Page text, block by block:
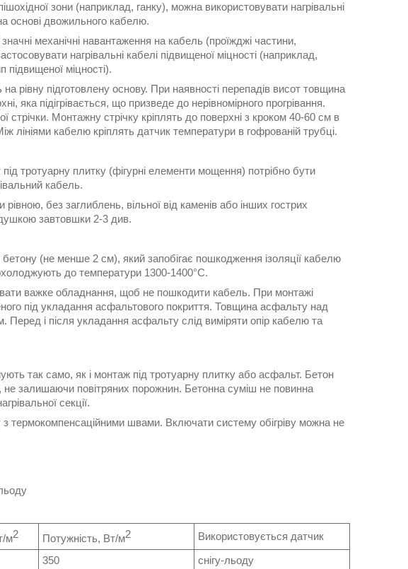
зони (наприклад, ганку), можна використовувати нагрівальні
основі двожильного кабелю.
механічні навантаження на кабель (проїжджі частини,
нагрівальні кабелі підвищеної міцності (наприклад,
підвищеної міцності).
рівну підготовлену основу. При наявності перепадів висот товщина
яка підігрівається, що призведе до нерівномірного прогрівання.
Монтажну стрічку кріплять до поверхні з кроком 40-60 см в
лініями кабелю кріплять датчик температури в гофрованій трубці.
під тротуарну плитку (фігурні елементи мощення) потрібно бути
кабель.
без заглиблень, вільної від каменів або інших гострих
завтовшки 2-3 див.
(не менше 2 см), який запобігає пошкодження ізоляції кабелю
до температури 1300-1400°С.
важке обладнання, щоб не пошкодити кабель. При монтажі
під укладання асфальтового покриття. Товщина асфальту над
Перед і після укладання асфальту слід виміряти опір кабелю та
так само, як і монтаж під тротуарну плитку або асфальт. Бетон
не залишаючи повітряних порожнин. Бетонна суміш не повинна
секції.
термокомпенсаційними швами. Включати систему обігріву можна не
м2 Потужність, Вт/м2
Використовується датчик
350 снігу-льоду